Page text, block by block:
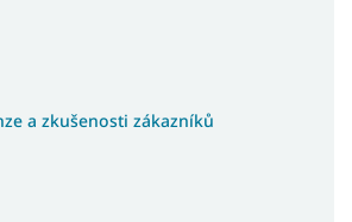
a zkušenosti zákazníků